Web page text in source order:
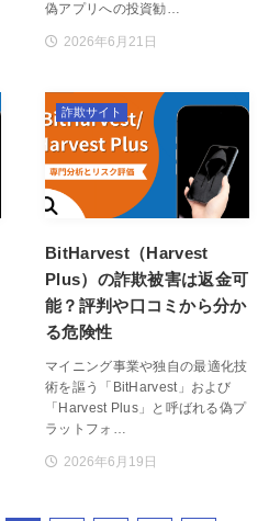
偽アプリへの投資勧…
2026年6月21日
BitHarvest（Harvest
Plus）の詐欺被害は返金可
能？評判や口コミから分か
る危険性
マイニング事業や独自の最適化技
術を謳う「BitHarvest」および
「Harvest Plus」と呼ばれる偽プ
ラットフォ…
2026年6月19日
詐欺サイト